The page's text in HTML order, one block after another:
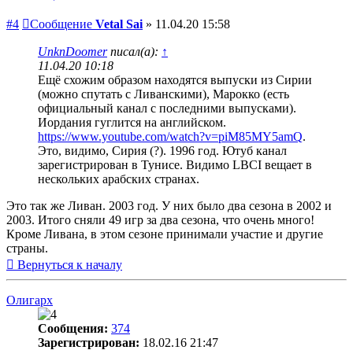
#4 Сообщение Vetal Sai » 11.04.20 15:58
UnknDoomerписал(а): ↑
11.04.20 10:18
Ещё схожим образом находятся выпуски из Сирии
(можно спутать с Ливанскими), Марокко (есть
официальный канал с последними выпусками).
Иордания гуглится на английском.
https://www.youtube.com/watch?v=piM85MY5amQ.
Это, видимо, Сирия (?). 1996 год. Ютуб канал
зарегистрирован в Тунисе. Видимо LBCI вещает в
нескольких арабских странах.
Это так же Ливан. 2003 год. У них было два сезона в 2002 и
2003. Итого сняли 49 игр за два сезона, что очень много!
Кроме Ливана, в этом сезоне принимали участие и другие
страны.
Вернуться к началу
Олигарх
Сообщения: 374
Зарегистрирован: 18.02.16 21:47